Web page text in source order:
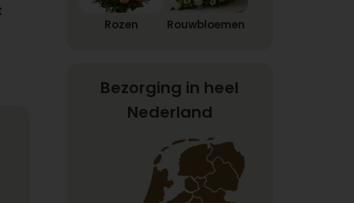
Rozen Rouwbloemen
Bezorging in heel
Nederland